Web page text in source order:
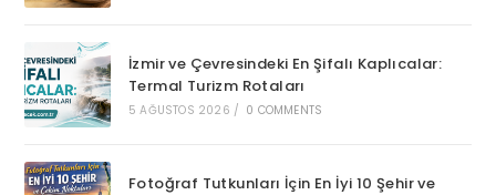
İzmir ve Çevresindeki En Şifalı Kaplıcalar:
Termal Turizm Rotaları
5 AĞUSTOS 2026 / 0 COMMENTS
Fotoğraf Tutkunları İçin En İyi 10 Şehir ve